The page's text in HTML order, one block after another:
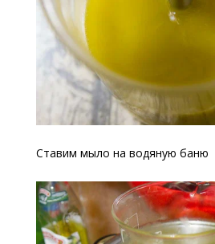
Ставим мыло на водяную баню